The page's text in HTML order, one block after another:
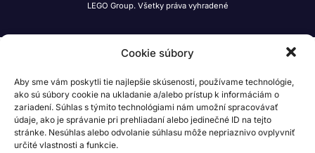
Cookie súbory
Aby sme vám poskytli tie najlepšie skúsenosti, používame technológie,
ako sú súbory cookie na ukladanie a/alebo prístup k informáciám o
zariadení. Súhlas s týmito technológiami nám umožní spracovávať
údaje, ako je správanie pri prehliadaní alebo jedinečné ID na tejto
stránke. Nesúhlas alebo odvolanie súhlasu môže nepriaznivo ovplyvniť
určité vlastnosti a funkcie.
LEGO Group. Všetky práva vyhradené